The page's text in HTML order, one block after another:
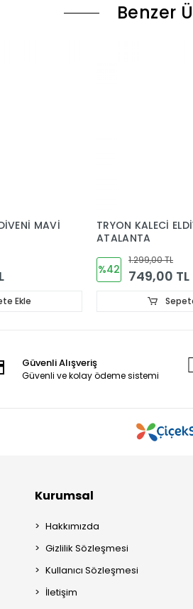
Benzer
MAVİ
Ekle
TRYON KALECİ
ATALANTA
%42
1.299,00 TL
749,00 TL
Güvenli Alışveriş
Güvenli ve kolay ödeme sistemi
Kurumsal
Hakkımızda
Gizlilik Sözleşmesi
Kullanıcı Sözleşmesi
İletişim